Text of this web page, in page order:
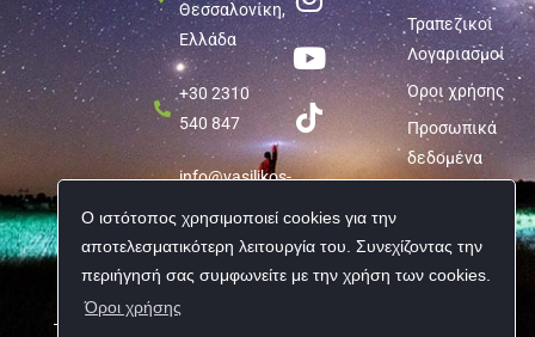
Ο ιστότοπος χρησιμοποιεί cookies για την
αποτελεσματικότερη λειτουργία του. Συνεχίζοντας την
περιήγησή σας συμφωνείτε με την χρήση των cookies.
Όροι χρήσης
Θεσσαλονίκη,
Ελλάδα
+30 2310
540 847
info@vasilikos-
Τραπεζικοί
Λογαριασμοί
Όροι χρήσης
Προσωπικά
δεδομένα